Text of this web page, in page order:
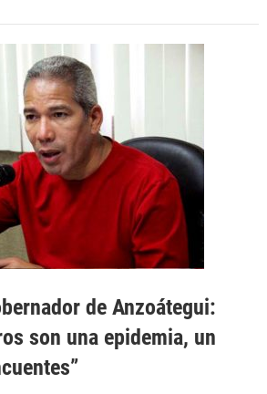
de Anzoátegui:
son una epidemia, un